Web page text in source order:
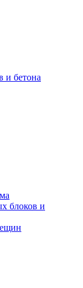
и бетона
блоков и